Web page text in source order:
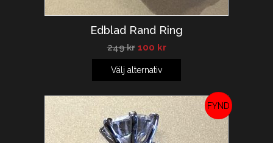
Edblad Rand Ring
249kr 100 kr
Välj alternativ
REA!